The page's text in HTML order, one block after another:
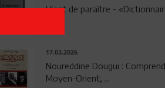
Vient de paraître -
17.03.2026
Noureddine Dougui :
Moyen-Orient, ...